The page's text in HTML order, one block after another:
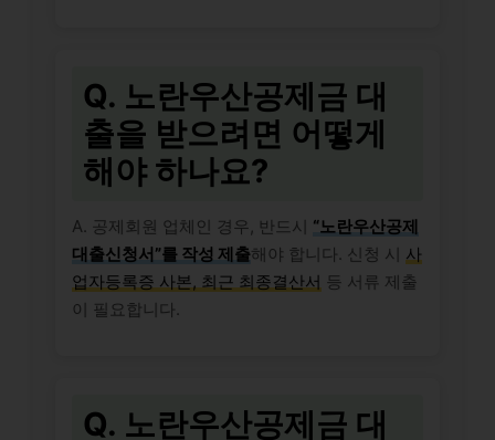
Q. 노란우산공제금 대
출을 받으려면 어떻게
해야 하나요?
A. 공제회원 업체인 경우, 반드시 “노란우산공제
대출신청서”를 작성 제출해야 합니다. 신청 시 사
업자등록증 사본, 최근 최종결산서 등 서류 제출
이 필요합니다.
Q. 노란우산공제금 대